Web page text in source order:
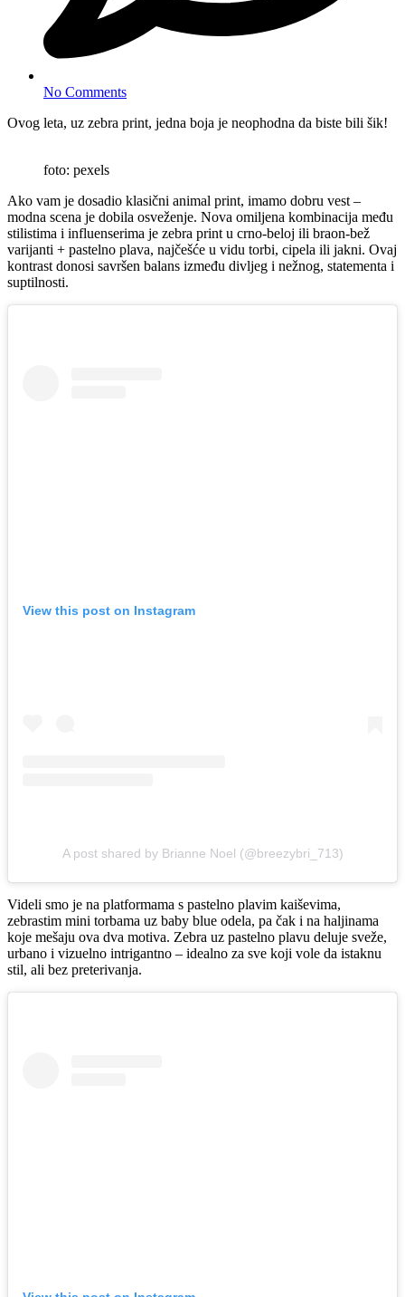
No Comments
Ovog leta, uz zebra print, jedna boja je neophodna da biste bili šik!
foto: pexels
Ako vam je dosadio klasični animal print, imamo dobru vest –
modna scena je dobila osveženje. Nova omiljena kombinacija među
stilistima i influenserima je zebra print u crno-beloj ili braon-bež
varijanti + pastelno plava, najčešće u vidu torbi, cipela ili jakni. Ovaj
kontrast donosi savršen balans između divljeg i nežnog, statementa i
suptilnosti.
View this post on Instagram
A post shared by Brianne Noel (@breezybri_713)
Videli smo je na platformama s pastelno plavim kaiševima,
zebrastim mini torbama uz baby blue odela, pa čak i na haljinama
koje mešaju ova dva motiva. Zebra uz pastelno plavu deluje sveže,
urbano i vizuelno intrigantno – idealno za sve koji vole da istaknu
stil, ali bez preterivanja.